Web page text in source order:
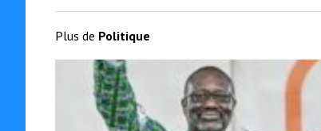
Plus de Politique